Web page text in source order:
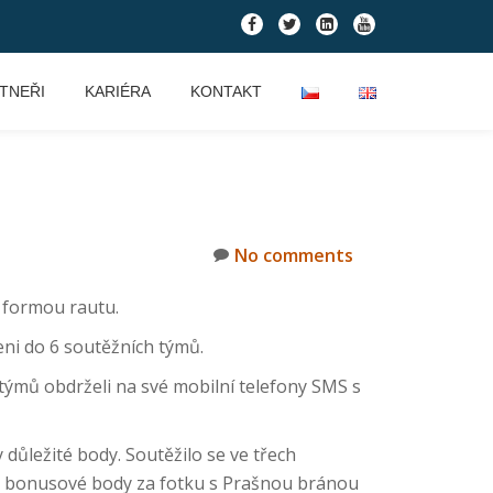
fa-
facebook
fa-
twitter
fa-
linkedin-
square
fa-
youtube
KARIÉRA KONTAKT
No comments
formou rautu.
do 6 soutěžních týmů.
obdrželi na své mobilní telefony SMS s
body. Soutěžilo se ve třech
body za fotku s Prašnou bránou